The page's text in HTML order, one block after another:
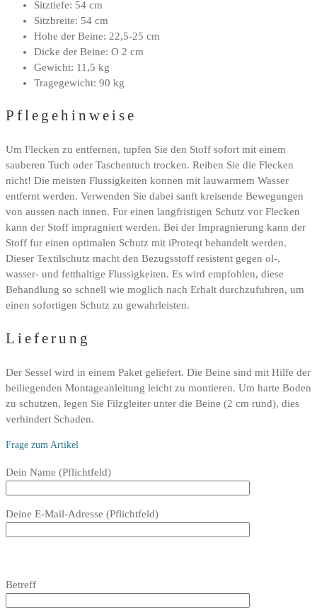
Sitztiefe: 54 cm
Sitzbreite: 54 cm
Hohe der Beine: 22,5-25 cm
Dicke der Beine: O 2 cm
Gewicht: 11,5 kg
Tragegewicht: 90 kg
Pflegehinweise
Um Flecken zu entfernen, tupfen Sie den Stoff sofort mit einem
sauberen Tuch oder Taschentuch trocken. Reiben Sie die Flecken
nicht! Die meisten Flussigkeiten konnen mit lauwarmem Wasser
entfernt werden. Verwenden Sie dabei sanft kreisende Bewegungen
von aussen nach innen. Fur einen langfristigen Schutz vor Flecken
kann der Stoff impragniert werden. Bei der Impragnierung kann der
Stoff fur einen optimalen Schutz mit iProteqt behandelt werden.
Dieser Textilschutz macht den Bezugsstoff resistent gegen ol-,
wasser- und fetthaltige Flussigkeiten. Es wird empfohlen, diese
Behandlung so schnell wie moglich nach Erhalt durchzufuhren, um
einen sofortigen Schutz zu gewahrleisten.
Lieferung
Der Sessel wird in einem Paket geliefert. Die Beine sind mit Hilfe der
beiliegenden Montageanleitung leicht zu montieren. Um harte Boden
zu schutzen, legen Sie Filzgleiter unter die Beine (2 cm rund), dies
verhindert Schaden.
Frage zum Artikel
Bitte
Feld
Dein Name (Pflichtfeld)
Deine E-Mail-Adresse (Pflichtfeld)
dieses
lasse
Betreff